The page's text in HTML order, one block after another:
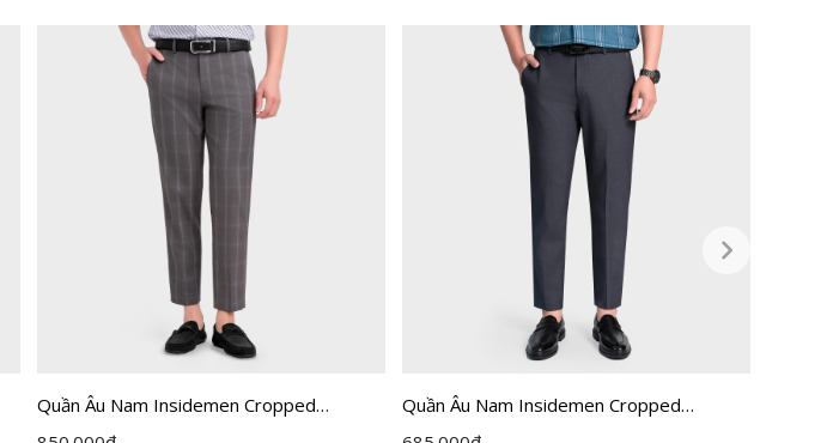
Quần Âu Nam Insidemen Cropped
ITR030F0H0
Quần Âu Nam Insidemen Cropped
ITR0360Z